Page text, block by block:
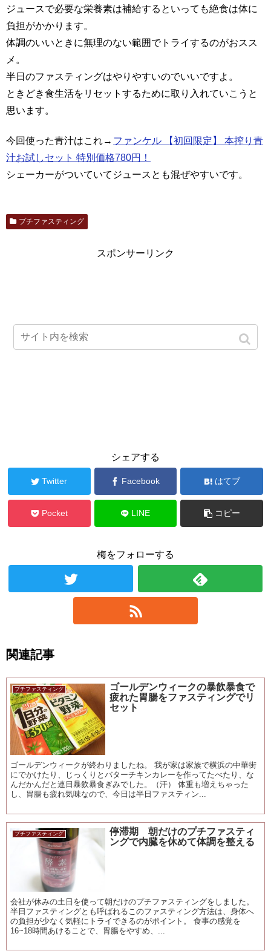
ジュースで必要な栄養素は補給するといっても絶食は体に
負担がかかります。
体調のいいときに無理のない範囲でトライするのがおスス
メ。
半日のファスティングはやりやすいのでいいですよ。
ときどき食生活をリセットするために取り入れていこうと
思います。
今回使った青汁はこれ→ ファンケル 【初回限定】 本搾り青
汁お試しセット 特別価格780円！
シェーカーがついていてジュースとも混ぜやすいです。
プチファスティング
スポンサーリンク
シェアする
Twitter Facebook はてブ
Pocket LINE コピー
梅をフォローする
関連記事
プチファスティング
ゴールデンウィークの暴飲暴食で
疲れた胃腸をファスティングでリ
セット
ゴールデンウィークが終わりましたね。 我が家は家族で横浜の中華街
にでかけたり、じっくりとバターチキンカレーを作ってたべたり、な
んだかんだと連日暴飲暴食ぎみでした。（汗） 体重も増えちゃった
し、胃腸も疲れ気味なので、今日は半日ファスティン...
プチファスティング
停滞期 朝だけのプチファスティ
ングで内臓を休めて体調を整える
会社が休みの土日を使って朝だけのプチファスティングをしました。
半日ファスティングとも呼ばれるこのファスティング方法は、身体へ
の負担が少なく気軽にトライできるのがポイント。 食事の感覚を
16~18時間あけることで、胃腸をやすめ、...